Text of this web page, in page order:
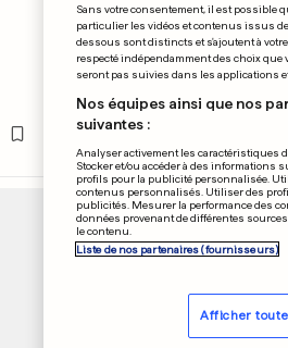
CANADA
Par téléphone,
sa fille se faire
0 0
PUBLICITÉ
Sans votre consentement, il est possible
particulier les vidéos et contenus issus
dessous sont distincts et s'ajoutent à votre
respecté indépendamment des choix que
seront pas suivies dans les applications
Nos équipes ainsi que nos
suivantes :
Analyser activement les caractéristiques
Stocker et/ou accéder à des informations
profils pour la publicité personnalisée.
contenus personnalisés. Utiliser des
publicités. Mesurer la performance des
données provenant de différentes
le contenu.
Liste de nos partenaires (fournisseurs)
Afficher